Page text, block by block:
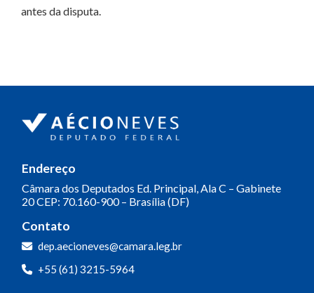
antes da disputa.
Endereço
Câmara dos Deputados Ed. Principal, Ala C – Gabinete
20CEP: 70.160-900 – Brasília (DF)
Contato
dep.aecioneves@camara.leg.br
+55 (61) 3215-5964